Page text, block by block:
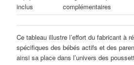
inclus
complémentaires
Ce tableau illustre l’effort du fabricant à
spécifiques des bébés actifs et des
ainsi sa place dans l’univers des